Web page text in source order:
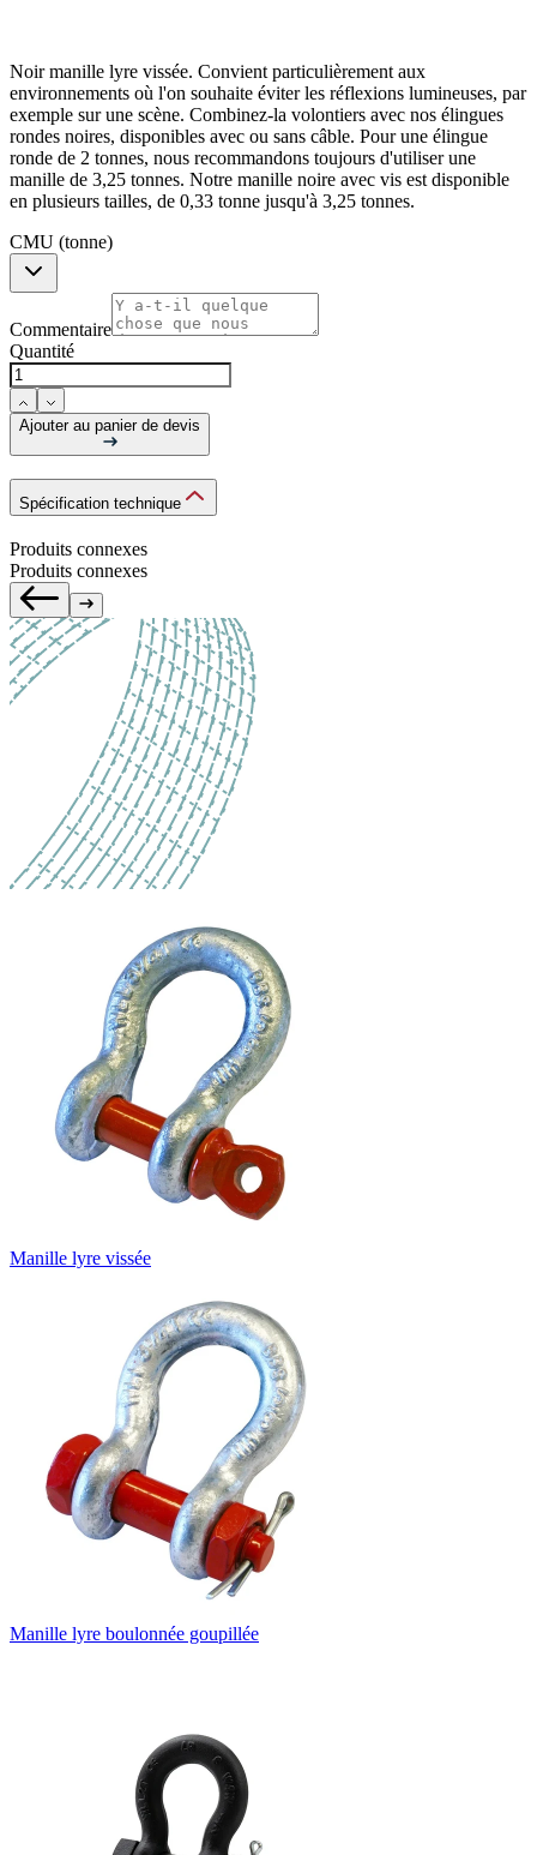
Noir manille lyre vissée. Convient particulièrement aux
environnements où l'on souhaite éviter les réflexions lumineuses, par
exemple sur une scène. Combinez-la volontiers avec nos élingues
rondes noires, disponibles avec ou sans câble. Pour une élingue
ronde de 2 tonnes, nous recommandons toujours d'utiliser une
manille de 3,25 tonnes. Notre manille noire avec vis est disponible
en plusieurs tailles, de 0,33 tonne jusqu'à 3,25 tonnes.
CMU (tonne)
Commentaire
Quantité
Ajouter au panier de devis
Spécification technique
Produits connexes
Produits connexes
Manille lyre vissée
Manille lyre boulonnée goupillée